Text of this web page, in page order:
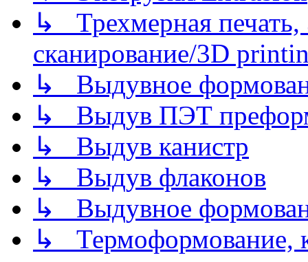
↳ Трехмерная
сканирование/3D
↳ Выдувное
↳ Выдув ПЭТ
↳ Выдув канистр
↳ Выдув флаконов
↳ Выдувное
↳ Термоформование,